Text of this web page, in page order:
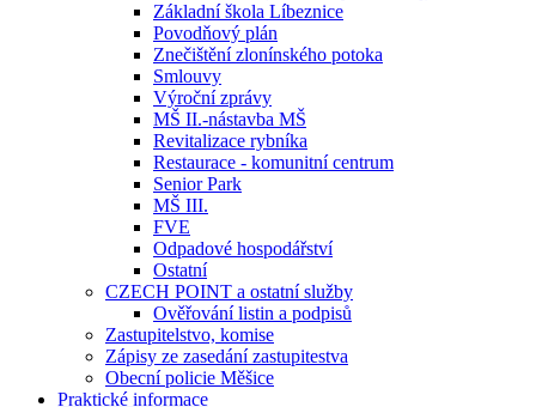
Základní škola Líbeznice
Povodňový plán
Znečištění zlonínského potoka
Smlouvy
Výroční zprávy
MŠ II.-nástavba MŠ
Revitalizace rybníka
Restaurace - komunitní centrum
Senior Park
MŠ III.
FVE
Odpadové hospodářství
Ostatní
CZECH POINT a ostatní služby
Ověřování listin a podpisů
Zastupitelstvo, komise
Zápisy ze zasedání zastupitestva
Obecní policie Měšice
Praktické informace